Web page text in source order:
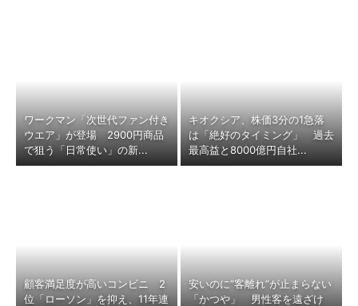
ワークマン「次世代ファン付き
ウエア」が登場 2900円商品
で狙う「日常使い」の新...
キオクシア、株価3分の1急落
は「絶好のタイミング」 過去
最高益と8000億円自社...
顧客満足度が高いコンビニ 2
位「ローソン」を抑え、11年連
安いのに“客離れ”が止まらない
「かつや」 男性客を遠ざけ